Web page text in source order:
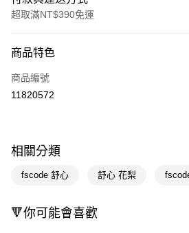
超取滿NT$390免運
POYA支付
信用卡一次付款
悠遊付
商品特色
商品編號
11820572
相關分類
fscode 舒心 舒心 花梨
🔻你可能會喜歡